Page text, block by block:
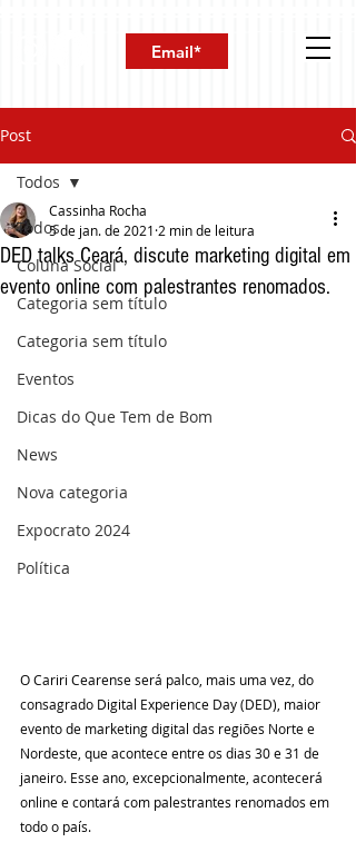
Post
Todos
Coluna Social
Categoria sem título
Categoria sem título
Eventos
Dicas do Que Tem de Bom
News
Nova categoria
Expocrato 2024
Política
Todos
DED talks Ceará, discute marketing digital em
evento online com palestrantes renomados.
Cassinha Rocha
5 de jan. de 2021 2 min de leitura
O Cariri Cearense será palco, mais uma vez, do
consagrado Digital Experience Day (DED), maior
evento de marketing digital das regiões Norte e
Nordeste, que acontece entre os dias 30 e 31 de
janeiro. Esse ano, excepcionalmente, acontecerá
online e contará com palestrantes renomados em
todo o país.